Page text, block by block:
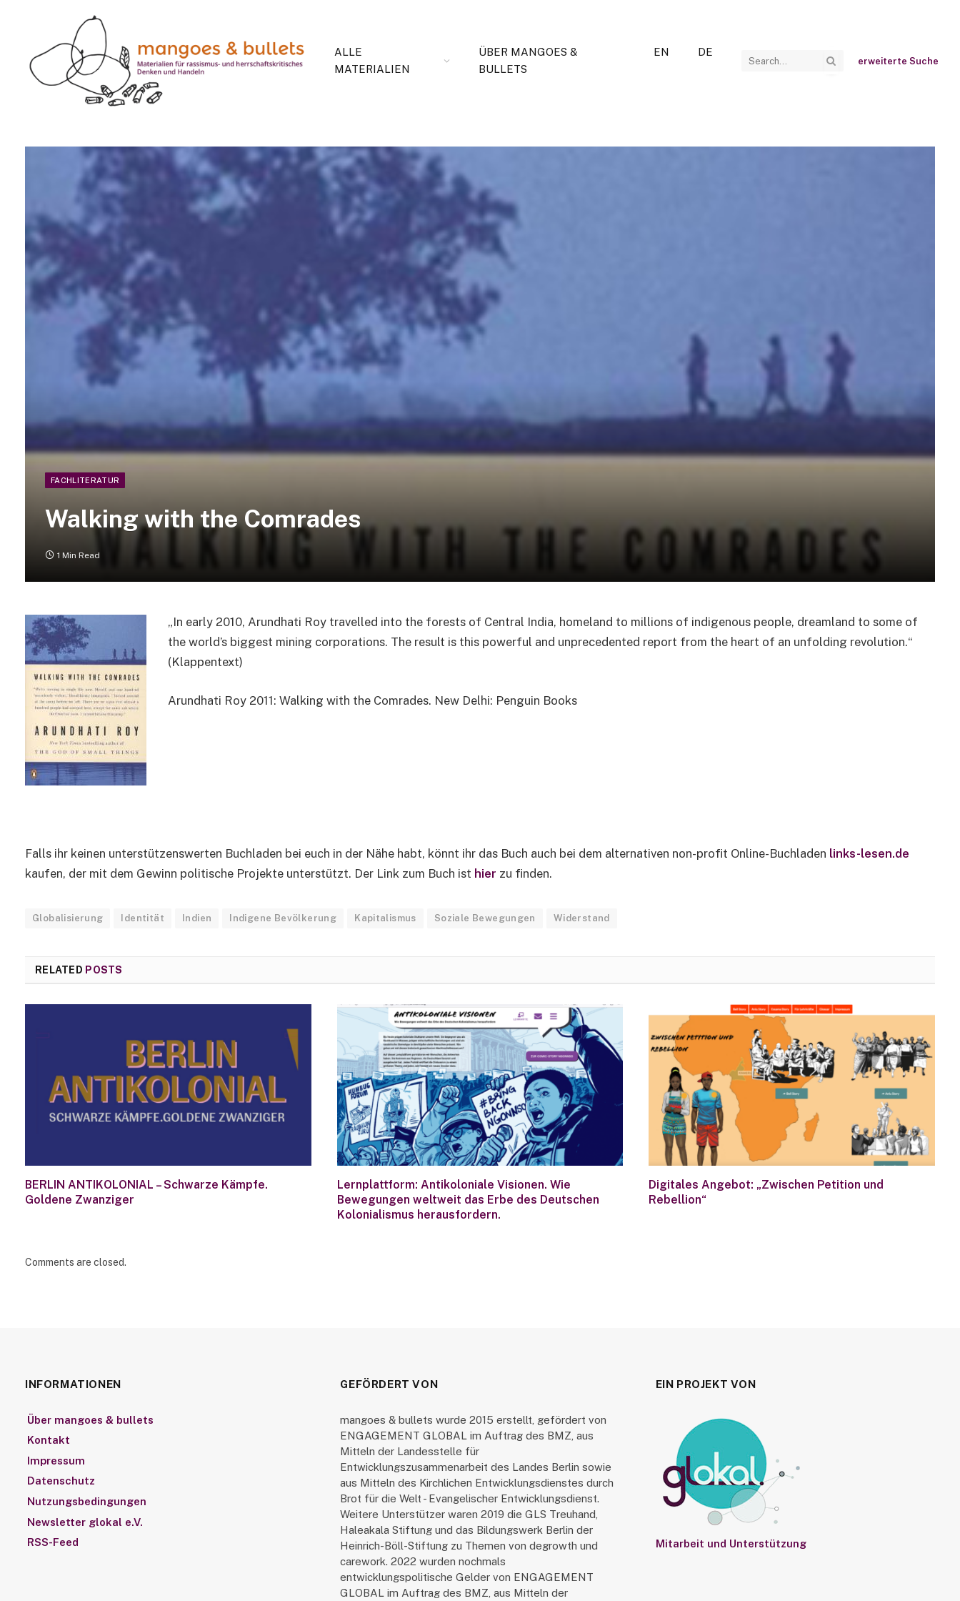
ALLE
MATERIALIEN
ÜBER MANGOES &
BULLETS
EN DE
erweiterte Suche
FACHLITERATUR
Walking with the Comrades
1 Min Read
„In early 2010, Arundhati Roy travelled into the forests of Central India, homeland to millions of indigenous people, dreamland to some of
the world’s biggest mining corporations. The result is this powerful and unprecedented report from the heart of an unfolding revolution.“
(Klappentext)
Arundhati Roy 2011: Walking with the Comrades. New Delhi: Penguin Books
Falls ihr keinen unterstützenswerten Buchladen bei euch in der Nähe habt, könnt ihr das Buch auch bei dem alternativen non-profit Online-Buchladen links-lesen.de
kaufen, der mit dem Gewinn politische Projekte unterstützt. Der Link zum Buch ist hier zu finden.
Globalisierung Identität Indien Indigene Bevölkerung Kapitalismus Soziale Bewegungen Widerstand
RELATED POSTS
BERLIN ANTIKOLONIAL – Schwarze Kämpfe.
Goldene Zwanziger
Lernplattform: Antikoloniale Visionen. Wie
Bewegungen weltweit das Erbe des Deutschen
Kolonialismus herausfordern.
Digitales Angebot: „Zwischen Petition und
Rebellion“
Comments are closed.
INFORMATIONEN
Über mangoes & bullets
Kontakt
Impressum
Datenschutz
Nutzungsbedingungen
Newsletter glokal e.V.
RSS-Feed
GEFÖRDERT VON
mangoes & bullets wurde 2015 erstellt, gefördert von
ENGAGEMENT GLOBAL im Auftrag des BMZ, aus
Mitteln der Landesstelle für
Entwicklungszusammenarbeit des Landes Berlin sowie
aus Mitteln des Kirchlichen Entwicklungsdienstes durch
Brot für die Welt - Evangelischer Entwicklungsdienst.
Weitere Unterstützer waren 2019 die GLS Treuhand,
Haleakala Stiftung und das Bildungswerk Berlin der
Heinrich-Böll-Stiftung zu Themen von degrowth und
carework. 2022 wurden nochmals
entwicklungspolitische Gelder von ENGAGEMENT
GLOBAL im Auftrag des BMZ, aus Mitteln der
EIN PROJEKT VON
Mitarbeit und Unterstützung